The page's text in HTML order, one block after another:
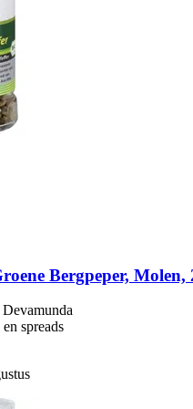
Bergpeper, Molen,
spreads